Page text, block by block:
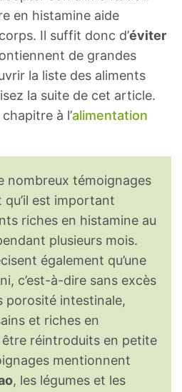
en histamine aide
Il suffit donc d’éviter
de grandes
la liste des aliments
la suite de cet article.
à l’alimentation
nombreux témoignages
est important
riches en histamine au
plusieurs mois.
également qu’une
c’est-à-dire sans excès
porosité intestinale,
et riches en
réintroduits en petite
mentionnent
, les légumes et les